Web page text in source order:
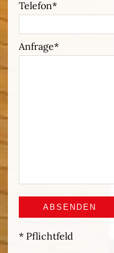
Telefon
Anfrage
* Pflichtfeld